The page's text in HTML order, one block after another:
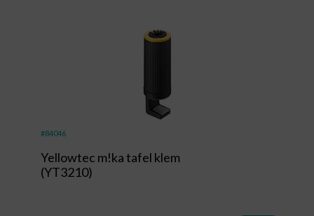
#84046
Yellowtec m!ka tafel klem
(YT3210)